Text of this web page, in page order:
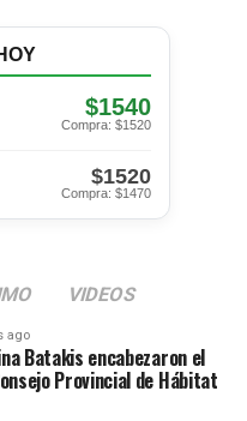
$1540
Compra: $1520
$1520
Compra: $1470
VIDEOS
ago
Batakis encabezaron el
Provincial de Hábitat